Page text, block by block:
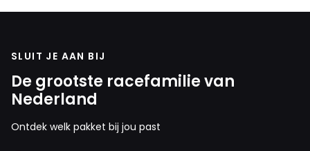
SLUIT JE AAN BIJ
De grootste racefamilie van
Nederland
Ontdek welk pakket bij jou past